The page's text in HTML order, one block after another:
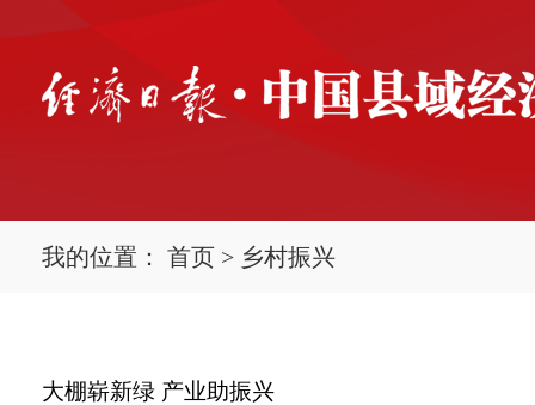
我的位置： 首页 > 乡村振兴
大棚崭新绿 产业助振兴